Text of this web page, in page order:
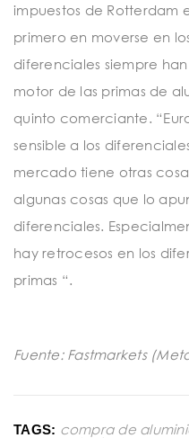
impuestos de Rotterdam
primero en moverse en
diferenciales siempre
motor de las primas de
quinto comerciante.
sensible a los
mercado tiene otras
algunas cosas que lo
diferenciales.
hay retrocesos en los
primas “.
Fuente: Fastmarkets
TAGS: compra de